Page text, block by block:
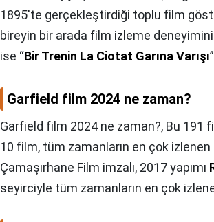
1895'te gerçekleştirdiği toplu film
bireyin bir arada film izleme
ise “Bir Trenin La Ciotat Garına Varışı
Garfield film 2024 ne zaman?
Garfield film 2024 ne zaman?, Bu 191
10 film, tüm zamanların en çok izlenen
Çamaşırhane Film imzalı, 2017 yapımı
seyirciyle tüm zamanların en çok